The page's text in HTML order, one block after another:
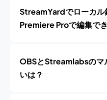
StreamYardでローカル
Premiere Proで編集で
OBSとStreamlabsのマ
いは？